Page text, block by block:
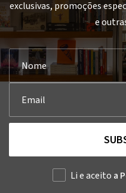
exclusivas, promoções
e
Li e aceito a